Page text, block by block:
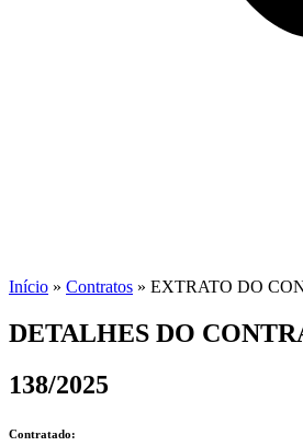
Início » Contratos » EXTRATO DO
DETALHES DO
138/2025
Contratado: